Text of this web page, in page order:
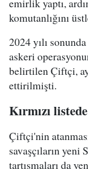
emirlik yaptı,
komutanlığını
2024 yılı
askeri
belirtilen Çiftçi,
ettirilmişti.
Kırmızı
Çiftçi'nin
savaşçıların
tartışmaları da